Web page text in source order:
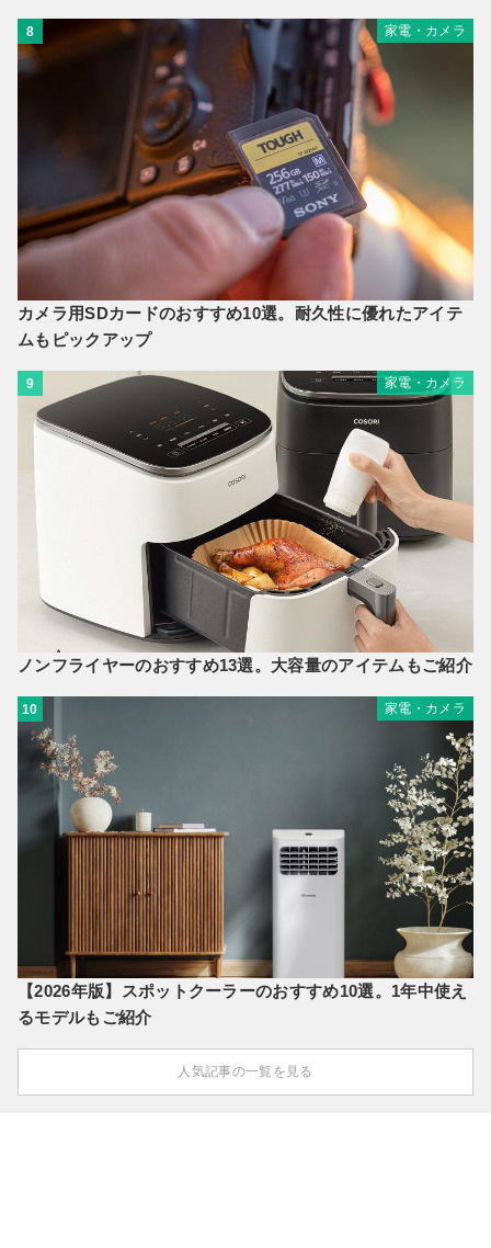
8 家電・カメラ
カメラ用SDカードのおすすめ10選。耐久性に優れたアイテ
ムもピックアップ
9 家電・カメラ
ノンフライヤーのおすすめ13選。大容量のアイテムもご紹介
10 家電・カメラ
【2026年版】スポットクーラーのおすすめ10選。1年中使え
るモデルもご紹介
人気記事の一覧を見る